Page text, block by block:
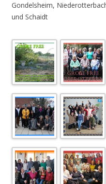
Gondelsheim,
und Schaidt